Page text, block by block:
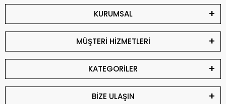
KURUMSAL
MÜŞTERİ HİZMETLERİ
KATEGORİLER
BİZE ULAŞIN